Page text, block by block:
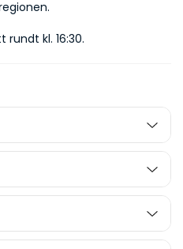
kl. 16:30.